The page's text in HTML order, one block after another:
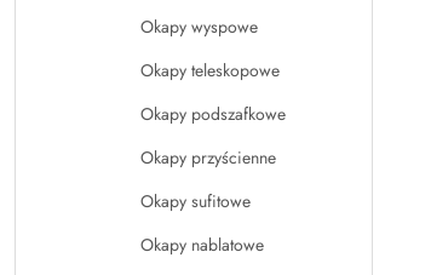
Okapy wyspowe
Okapy teleskopowe
Okapy podszafkowe
Okapy przyścienne
Okapy sufitowe
Okapy nablatowe